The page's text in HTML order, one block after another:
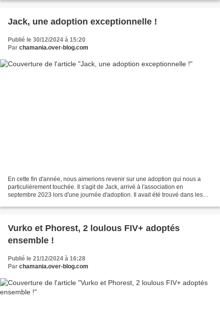
Jack, une adoption exceptionnelle !
Publié le 30/12/2024 à 15:20
Par chamania.over-blog.com
En cette fin d'année, nous aimerions revenir sur une adoption qui nous a
particulièrement touchée. Il s'agit de Jack, arrivé à l'association en
septembre 2023 lors d'une journée d'adoption. Il avait été trouvé dans les
Vurko et Phorest, 2 loulous FIV+ adoptés
ensemble !
Publié le 21/12/2024 à 16:28
Par chamania.over-blog.com